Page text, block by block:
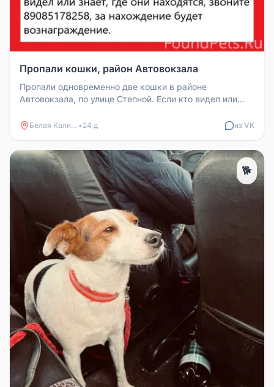
Пропали кошки, район Автовокзала
Пропали одновременно две кошки в районе
Автовокзала, по улице Степной. Если кто видел или
Белая Калитва • 24 д из VK
🐕